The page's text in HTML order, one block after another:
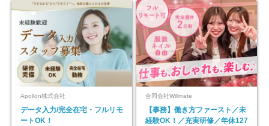
Apollon株式会社
データ入力/完全在宅・フルリモ
ートOK！
合同会社Willmate
【事務】働き方ファースト／未
経験OK！／充実研修／年休127